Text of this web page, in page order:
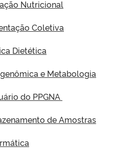
Nutricional
Coletiva
Dietética
e Metabologia
do PPGNA
de Amostras